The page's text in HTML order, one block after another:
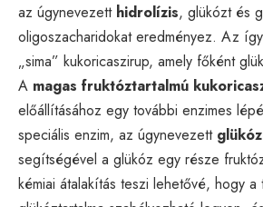
az úgynevezett hidrolízis, glükózt és
oligoszacharidokat eredményez. Az
„sima” kukoricaszirup, amely főként
A magas fruktóztartalmú
előállításához egy további enzimes
speciális enzim, az úgynevezett
segítségével a glükóz egy része
kémiai átalakítás teszi lehetővé, hogy